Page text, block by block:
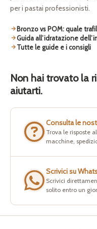
per i pastai professionisti.
Bronzo vs POM: quale
Guida all’idratazione
Tutte le guide e i consigli
Non hai trovato la
aiutarti.
Consulta le
Trova le risposte
macchine,
Scrivici su
Scrivici
solito entro un